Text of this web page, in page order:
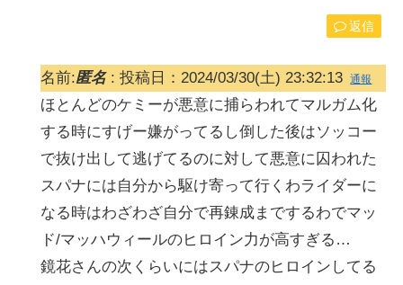
返信
名前:匿名: 投稿日：2024/03/30(土) 23:32:13 通報
ほとんどのケミーが悪意に捕らわれてマルガム化
する時にすげー嫌がってるし倒した後はソッコー
で抜け出して逃げてるのに対して悪意に囚われた
スパナには自分から駆け寄って行くわライダーに
なる時はわざわざ自分で再錬成までするわでマッ
ド/マッハウィールのヒロイン力が高すぎる…
鏡花さんの次くらいにはスパナのヒロインしてる